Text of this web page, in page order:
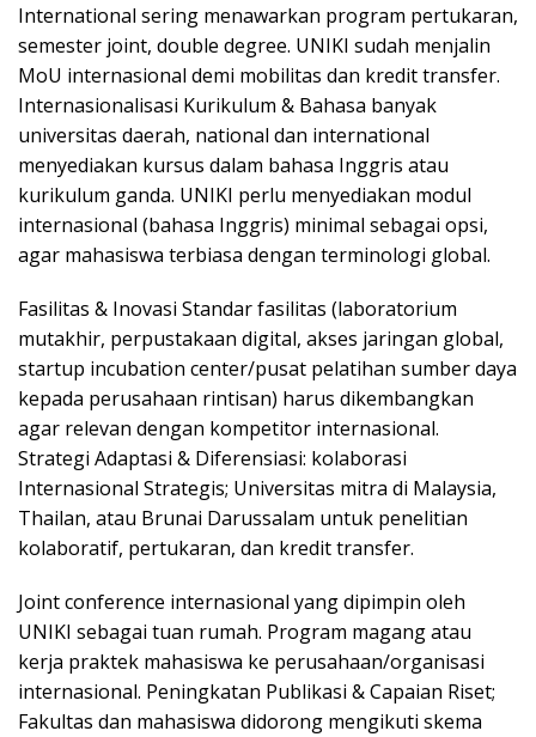
International sering menawarkan program pertukaran,
semester joint, double degree. UNIKI sudah menjalin
MoU internasional demi mobilitas dan kredit transfer.
Internasionalisasi Kurikulum & Bahasa banyak
universitas daerah, national dan international
menyediakan kursus dalam bahasa Inggris atau
kurikulum ganda. UNIKI perlu menyediakan modul
internasional (bahasa Inggris) minimal sebagai opsi,
agar mahasiswa terbiasa dengan terminologi global.
Fasilitas & Inovasi Standar fasilitas (laboratorium
mutakhir, perpustakaan digital, akses jaringan global,
startup incubation center/pusat pelatihan sumber daya
kepada perusahaan rintisan) harus dikembangkan
agar relevan dengan kompetitor internasional.
Strategi Adaptasi & Diferensiasi: kolaborasi
Internasional Strategis; Universitas mitra di Malaysia,
Thailan, atau Brunai Darussalam untuk penelitian
kolaboratif, pertukaran, dan kredit transfer.
Joint conference internasional yang dipimpin oleh
UNIKI sebagai tuan rumah. Program magang atau
kerja praktek mahasiswa ke perusahaan/organisasi
internasional. Peningkatan Publikasi & Capaian Riset;
Fakultas dan mahasiswa didorong mengikuti skema